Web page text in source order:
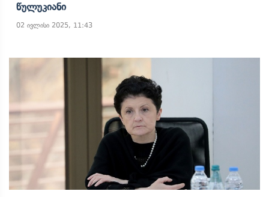
Წულუკიანი
02 ივლისი 2025, 11:43